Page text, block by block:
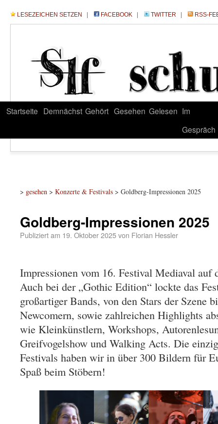
LESEZEICHEN SETZEN FACEBOOK TWITTER RSS-
Startseite Demnächst Gehört Gesehen Gelesen Im
Gespräch
> gesehen > Konzerte & Festivals > Goldberg-Impressionen 2025
Goldberg-Impressionen 2025
Publiziert am 19. Oktober 2025von Florian Hessler
Impressionen vom 16. Festival Mediaval auf
Auch bei der „Gothic Edition“ lockte das
großartiger Bands, von den Stars der Szene
Newcomern, sowie zahlreichen Highlights
wie Kleinkünstlern, Workshops,
Greifvogelshow und Walking Acts. Die
Festivals haben wir in über 300 Bildern für
Spaß beim Stöbern!